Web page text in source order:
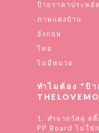
ป้ายราคาประหยัด
ภาพแต่งบ้าน
อังกฤษ
ไทย
ไม่มีหมวด
ทำไมต้อง “ป้
1. ทำจากวัสดุ สติ๊
PP Board ไม่ใ